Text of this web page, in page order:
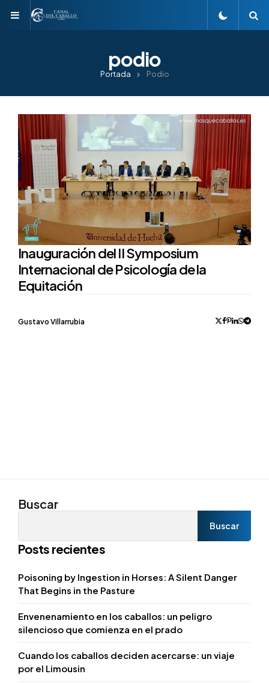
Menu
podio
Portada Podio
Inauguración del II Symposium
Internacional de Psicología de la
Equitación
Posted
Gustavo Villarrubia
Buscar
Buscar
Posts recientes
Poisoning by Ingestion in Horses: A Silent Danger
That Begins in the Pasture
Envenenamiento en los caballos: un peligro
silencioso que comienza en el prado
Cuando los caballos deciden acercarse: un viaje
por el Limousin